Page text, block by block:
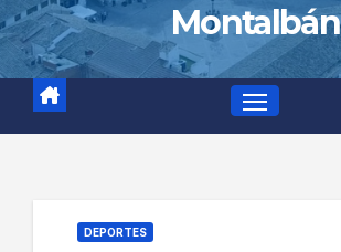
Montalbán
DEPORTES